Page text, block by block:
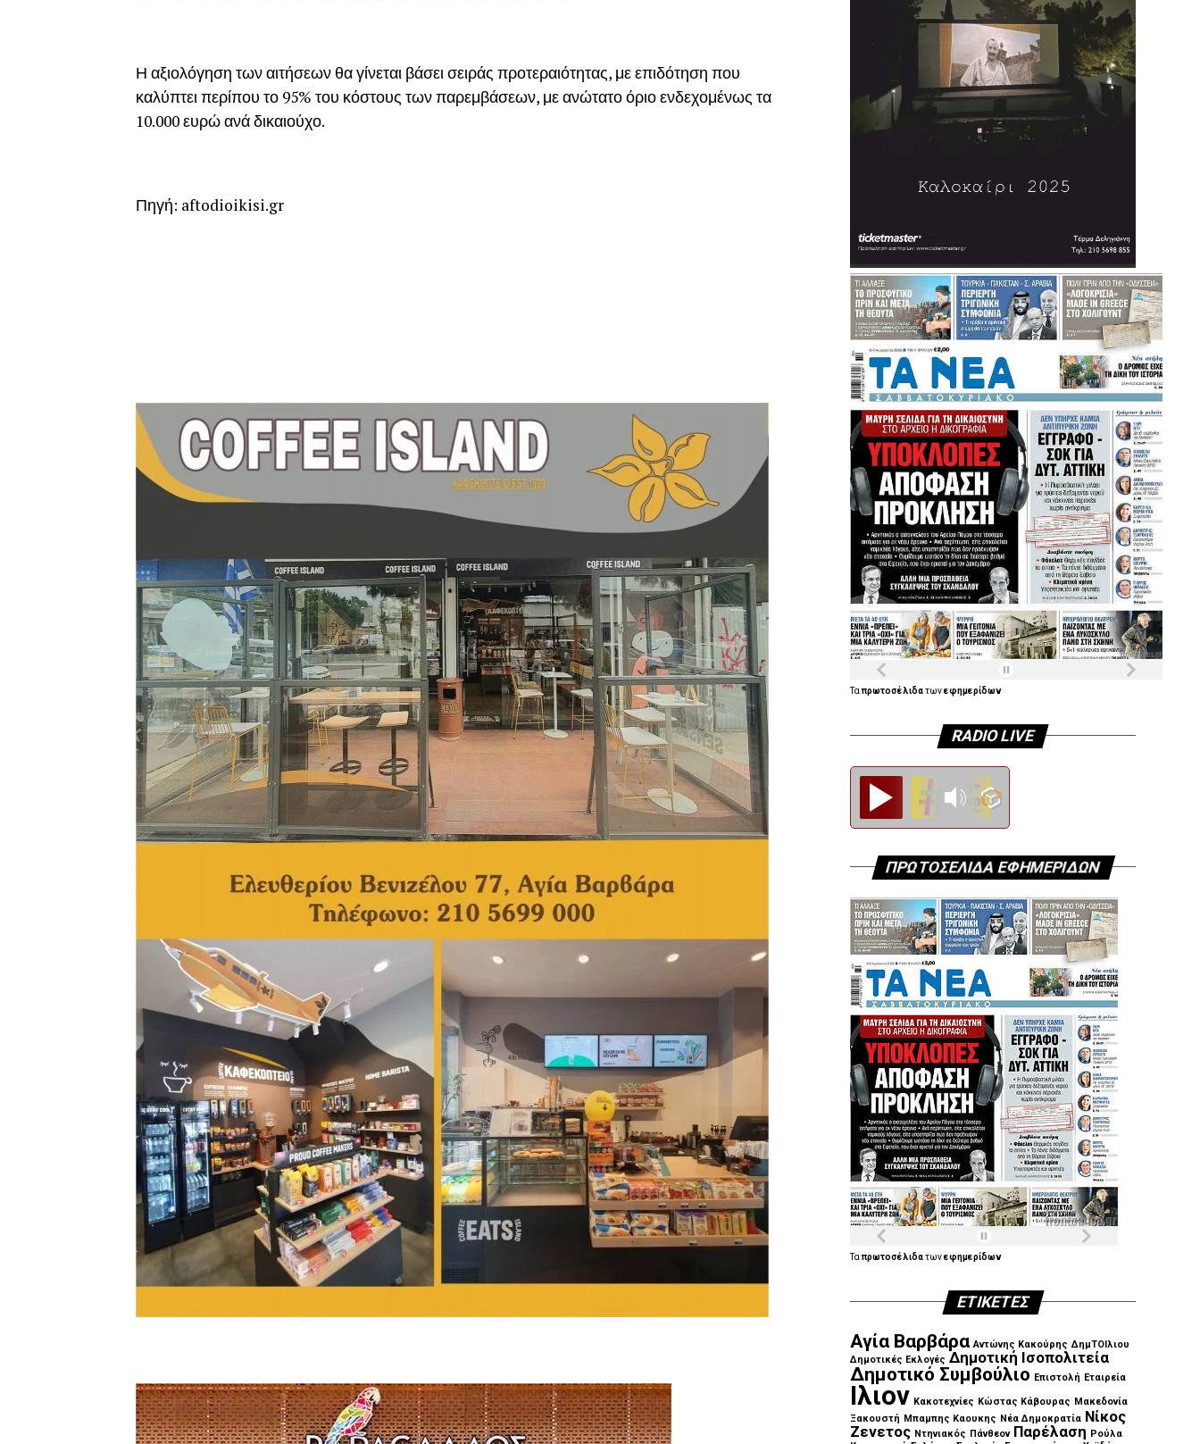
Η αξιολόγηση των αιτήσεων θα γίνεται βάσει σειράς προτεραιότητας, με επιδότηση που
καλύπτει περίπου το 95% του κόστους των παρεμβάσεων, με ανώτατο όριο ενδεχομένως τα
10.000 ευρώ ανά δικαιούχο.
Πηγή: aftodioikisi.gr
Ταπρωτοσέλιδατωνεφημερίδων
RADIO LIVE
ΠΡΩΤΟΣΕΛΙΔΑ ΕΦΗΜΕΡΙΔΩΝ
Ταπρωτοσέλιδατωνεφημερίδων
ΕΤΙΚΈΤΕΣ
Αγία Βαρβάρα Αντώνης Κακούρης ΔημΤΟΙλιου
Δημοτικές Εκλογές Δημοτική Ισοπολιτεία
Δημοτικό Συμβούλιο Επιστολή Εταιρεία
Ιλιον Κακοτεχνίες Κώστας Κάβουρας Μακεδονία
Ξακουστή Μπαμπης Καουκης Νέα Δημοκρατία Νίκος
Ζενετος Ντηνιακός Πάνθεον Παρέλαση Ρούλα